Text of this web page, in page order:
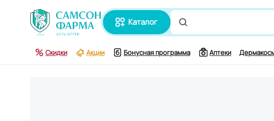
каталог
Поиск по лекарству
Скидки Акции Бонусная программа Аптеки